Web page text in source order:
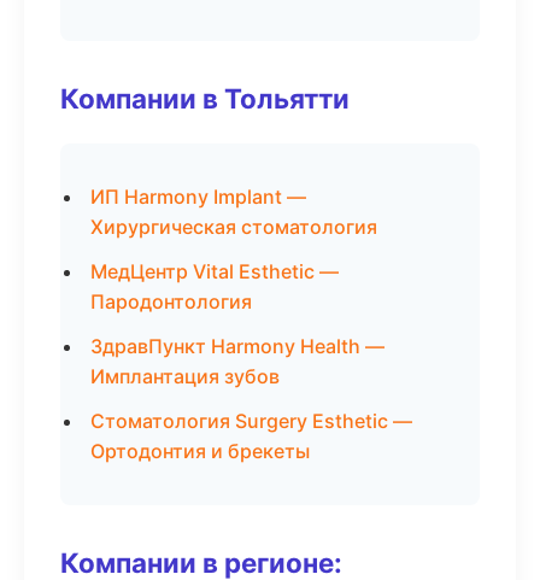
Компании в Тольятти
ИП Harmony Implant —
Хирургическая стоматология
МедЦентр Vital Esthetic —
Пародонтология
ЗдравПункт Harmony Health —
Имплантация зубов
Стоматология Surgery Esthetic —
Ортодонтия и брекеты
Компании в регионе: